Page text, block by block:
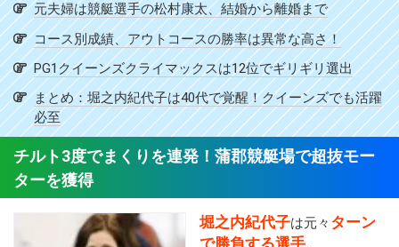
元夫婦は競艇選手の松村康太、結婚から離婚まで
コース別成績、アウトコースの勝率は異常な高さ！
PG1クイーンズクライマックスは12位でギリギリ選出
まとめ：堀之内紀代子は40代で覚醒！クイーンズでも活躍
必至
チルト3度でまくりを連発！蒲郡競艇場で超抜モー
ターを獲得
堀之内紀代子は元々 ターン